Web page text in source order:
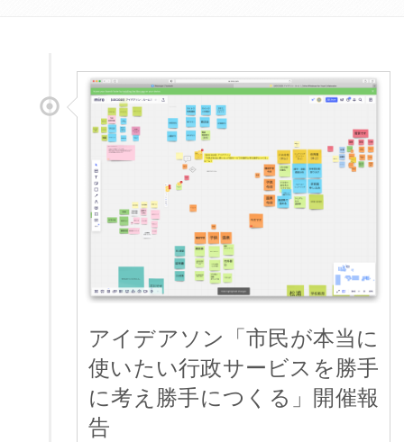
アイデアソン「市民が本当に
使いたい行政サービスを勝手
に考え勝手につくる」開催報
告